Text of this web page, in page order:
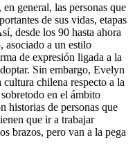
general, las personas que
de sus vidas, etapas
desde los 90 hasta ahora
asociado a un estilo
de expresión ligada a la
Sin embargo, Evelyn
chilena respecto a la
en el ámbito
historias de personas que
que ir a trabajar
brazos, pero van a la pega